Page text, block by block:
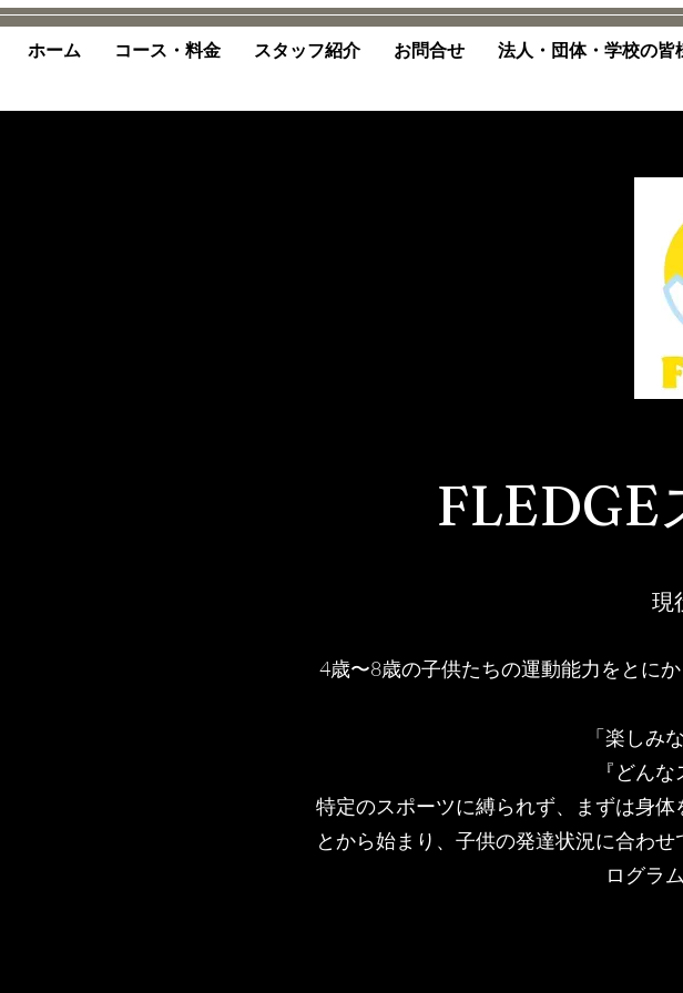
ホーム コース・料金 スタッフ紹介 お問合せ 法人・団体・学校の皆
FLEDGE
現
​4歳〜8歳の子供たちの運動能力をとに
「楽しみ
『どん
特定のスポーツに縛られず、まずは身
とから始まり、子供の発達状況に合わ
ログラ